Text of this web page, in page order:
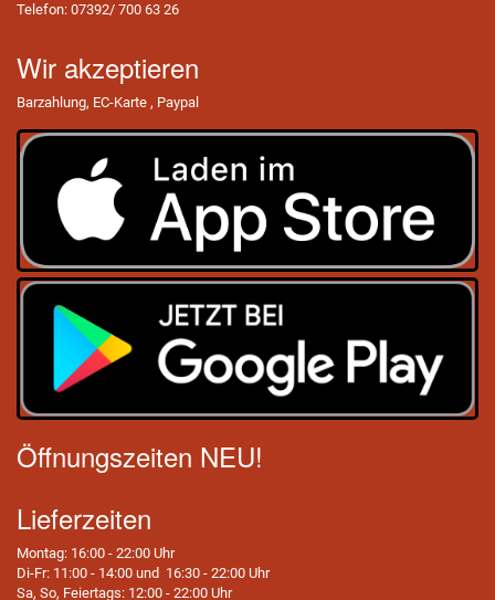
Telefon: 07392/ 700 63 26
Wir akzeptieren
Barzahlung, EC-Karte , Paypal
Öffnungszeiten NEU!
Lieferzeiten
Montag: 16:00 - 22:00 Uhr
Di-Fr: 11:00 - 14:00 und 16:30 - 22:00 Uhr
Sa, So, Feiertags: 12:00 - 22:00 Uhr